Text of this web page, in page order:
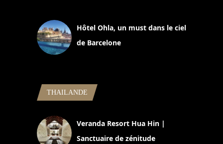
Hôtel Ohla, un must dans le ciel
de Barcelone
THAILANDE
Veranda Resort Hua Hin |
Sanctuaire de zénitude